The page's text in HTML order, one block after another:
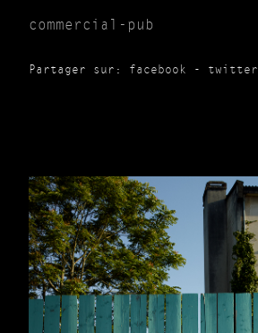
commercial-pub
Partager sur: facebook - twitter